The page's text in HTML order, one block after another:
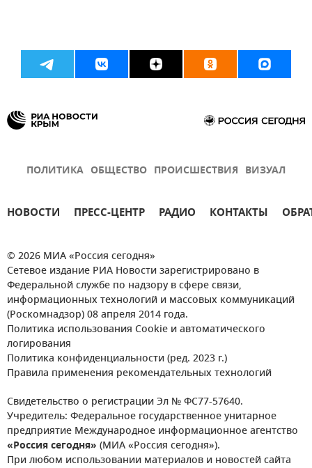
ПОЛИТИКА ОБЩЕСТВО ПРОИСШЕСТВИЯ ВИЗУАЛ
НОВОСТИ ПРЕСС-ЦЕНТР РАДИО КОНТАКТЫ
© 2026 МИА «Россия сегодня»
Сетевое издание РИА Новости зарегистрировано в
Федеральной службе по надзору в сфере связи,
информационных технологий и массовых коммуникаций
(Роскомнадзор) 08 апреля 2014 года.
Политика использования Cookie и автоматического
логирования
Политика конфиденциальности (ред. 2023 г.)
Правила применения рекомендательных технологий
Свидетельство о регистрации Эл № ФС77-57640.
Учредитель: Федеральное государственное унитарное
предприятие Международное информационное агентство
«Россия сегодня» (МИА «Россия сегодня»).
При любом использовании материалов и новостей сайта